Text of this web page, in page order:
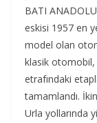
BATI
eskisi 1957 en
model olan
klasik otomobil,
etrafındaki
tamamlandı.
Urla yollarında